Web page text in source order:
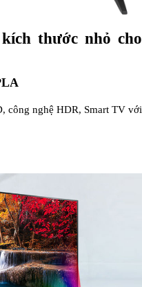
thước nhỏ cho
công nghệ HDR, Smart TV với